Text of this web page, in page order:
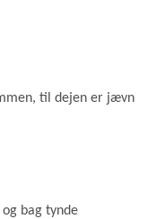
til dejen er jævn
bag tynde